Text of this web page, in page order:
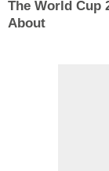
The World Cup
About